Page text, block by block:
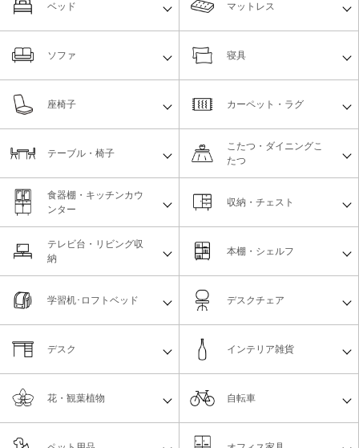
ベッド マットレス
ソファ 寝具
座椅子 カーペット・ラグ
テーブル・椅子
こたつ・ダイニングこ
たつ
食器棚・キッチンカウ
ンター
収納・チェスト
テレビ台・リビング収
納
本棚・シェルフ
学習机･ロフトベッド デスクチェア
デスク インテリア雑貨
花・観葉植物 自転車